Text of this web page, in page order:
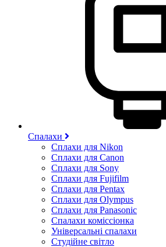
Спалахи
Сплахи для Nikon
Сплахи для Canon
Сплахи для Sony
Сплахи для Fujifilm
Сплахи для Pentax
Сплахи для Olympus
Сплахи для Panasonic
Спалахи коміссіонка
Універсальні спалахи
Студійне світло